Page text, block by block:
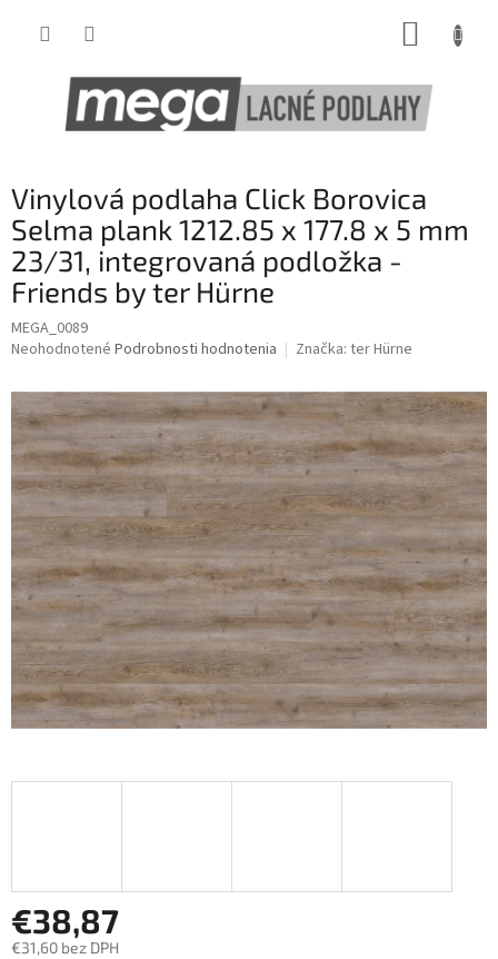
Vinylová podlaha Click Borovica
Selma plank 1212.85 x 177.8 x 5 mm
23/31, integrovaná podložka -
Friends by ter Hürne
MEGA_0089
Priemerné
produktu
je
0,0
z
5
hviezdičiek.
Neohodnotené Podrobnosti hodnotenia Značka: ter Hürne
€38,87
€31,60 bez DPH